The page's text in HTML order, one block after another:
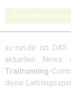
Schreibe einen
xc-run.de ist DAS
aktuellen News
Trailrunning-
deine